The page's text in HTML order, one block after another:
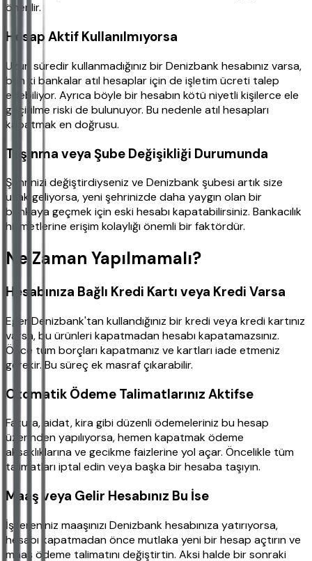
önerilir.
Hesap Aktif Kullanılmıyorsa
Uzun süredir kullanmadığınız bir Denizbank hesabınız varsa,
bilin ki bankalar atıl hesaplar için de işletim ücreti talep
edebiliyor. Ayrıca böyle bir hesabın kötü niyetli kişilerce ele
geçirilme riski de bulunuyor. Bu nedenle atıl hesapları
kapatmak en doğrusu.
Taşınma veya Şube Değişikliği Durumunda
Şehrinizi değiştirdiyseniz ve Denizbank şubesi artık size
uzak geliyorsa, yeni şehrinizde daha yaygın olan bir
bankaya geçmek için eski hesabı kapatabilirsiniz. Bankacılık
hizmetlerine erişim kolaylığı önemli bir faktördür.
Ne Zaman Yapılmamalı?
Hesabınıza Bağlı Kredi Kartı veya Kredi Varsa
Eğer Denizbank'tan kullandığınız bir kredi veya kredi kartınız
varsa, bu ürünleri kapatmadan hesabı kapatamazsınız.
Önce tüm borçları kapatmanız ve kartları iade etmeniz
gerekir. Bu süreç ek masraf çıkarabilir.
Otomatik Ödeme Talimatlarınız Aktifse
Fatura, aidat, kira gibi düzenli ödemeleriniz bu hesap
üzerinden yapılıyorsa, hemen kapatmak ödeme
aksaklıklarına ve gecikme faizlerine yol açar. Öncelikle tüm
talimatları iptal edin veya başka bir hesaba taşıyın.
Maaş veya Gelir Hesabınız Bu İse
İşvereniniz maaşınızı Denizbank hesabınıza yatırıyorsa,
hesabı kapatmadan önce mutlaka yeni bir hesap açtırın ve
maaş ödeme talimatını değiştirtin. Aksi halde bir sonraki